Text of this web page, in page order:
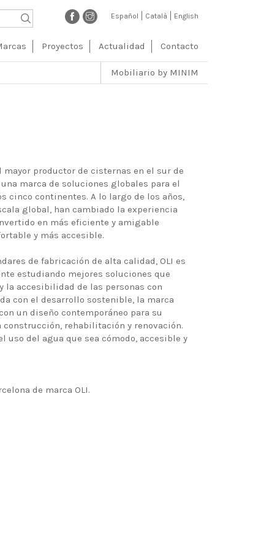
Español Català English
Proyectos Actualidad Contacto
Mobiliario by MINIM
mayor productor de cisternas en el sur de
marca de soluciones globales para el
cinco continentes. A lo largo de los años,
global, han cambiado la experiencia
en más eficiente y amigable
y más accesible.
de fabricación de alta calidad, OLI es
estudiando mejores soluciones que
la accesibilidad de las personas con
con el desarrollo sostenible, la marca
un diseño contemporáneo para su
construcción, rehabilitación y renovación.
uso del agua que sea cómodo, accesible y
de marca OLI.